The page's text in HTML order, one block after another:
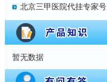
北京三甲医院代挂专家号
暂无数据